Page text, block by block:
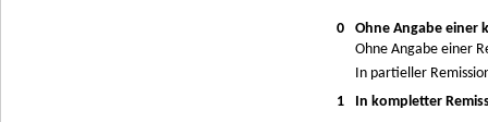
0
Ohne Angabe einer
Ohne Angabe einer
In partieller
1
In kompletter